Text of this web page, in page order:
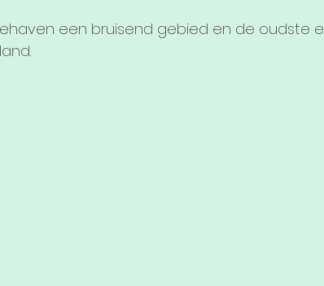
een bruisend gebied en de oudste